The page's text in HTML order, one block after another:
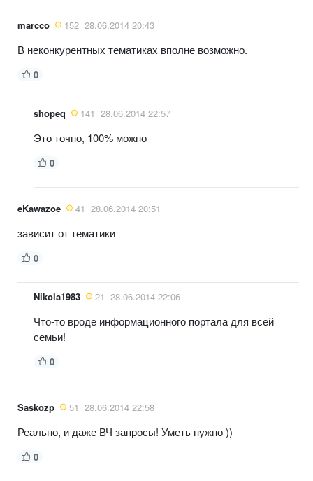
marcco 152 28.06.2014 20:43
В неконкурентных тематиках вполне возможно.
0
shopeq 141 28.06.2014 22:57
Это точно, 100% можно
0
eKawazoe 41 28.06.2014 20:51
зависит от тематики
0
Nikola1983 21 28.06.2014 22:06
Что-то вроде информационного портала для всей
семьи!
0
Saskozp 51 28.06.2014 22:58
Реально, и даже ВЧ запросы! Уметь нужно ))
0